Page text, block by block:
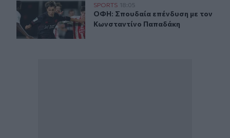
ΟΦΗ: Σπουδαία επένδυση με τον Κωνσταντίνο
SPORTS 18:05
ΟΦΗ: Σπουδαία επένδυση με τον
ΟΦΗ: Σπουδαία επένδυση με τον
Κωνσταντίνο Παπαδάκη